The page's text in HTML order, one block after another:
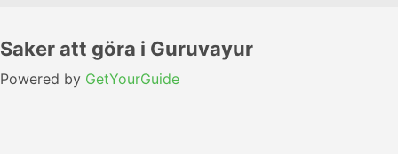
Saker att göra i Guruvayur
Powered by GetYourGuide